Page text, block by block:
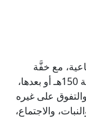
مع خفَّة
ظل. هذه الشخصيةُ هي: أبو عثمان عمرو بن بحر الجاحظ، ولد منتصف القرن الثاني الهجري سنة 150هـ أو بعدها،
على غيره
والاجتماع،